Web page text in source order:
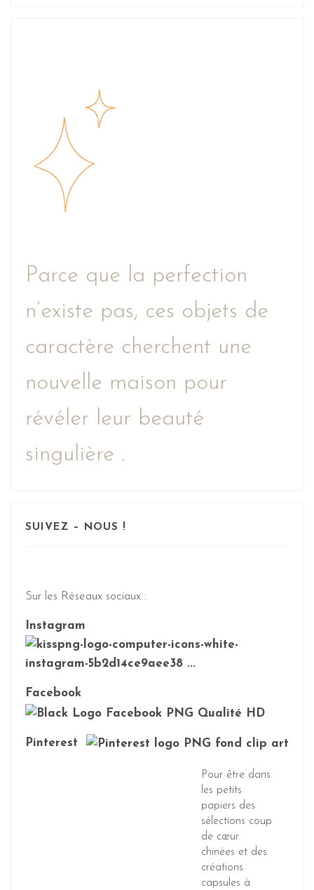
Parce que la perfection
n’existe pas, ces objets de
caractère cherchent une
nouvelle maison pour
révéler leur beauté
singulière .
SUIVEZ – NOUS !
Sur les Réseaux sociaux :
Instagram
Facebook
Pinterest
Pour être dans
les petits
papiers des
sélections coup
de cœur
chinées et des
créations
capsules à